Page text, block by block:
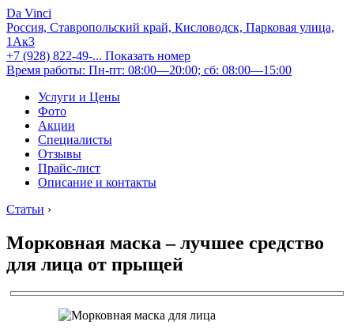
Da Vinci
Россия, Ставропольский край, Кисловодск, Парковая улица,
1Ак3
+7 (928) 822-49-... Показать номер
Время работы: Пн-пт: 08:00—20:00; сб: 08:00—15:00
Услуги и Цены
Фото
Акции
Специалисты
Отзывы
Прайс-лист
Описание и контакты
Статьи ›
Морковная маска – лучшее средство
для лица от прыщей